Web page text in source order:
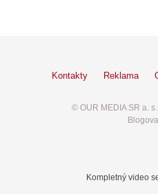
Kontakty Reklama
© OUR MEDIA SR a.
Kompletný video